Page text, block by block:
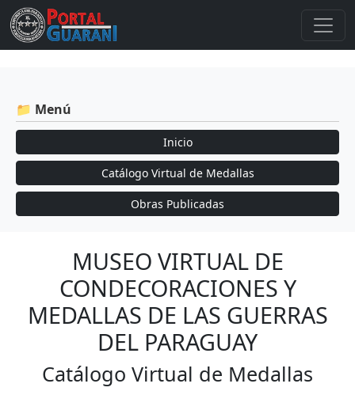
📁 Menú
Inicio
Catálogo Virtual de Medallas
Obras Publicadas
MUSEO VIRTUAL DE
CONDECORACIONES Y
MEDALLAS DE LAS GUERRAS
DEL PARAGUAY
Catálogo Virtual de Medallas